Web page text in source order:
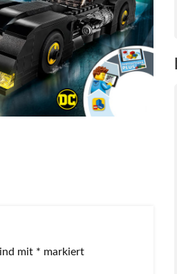
mit * markiert